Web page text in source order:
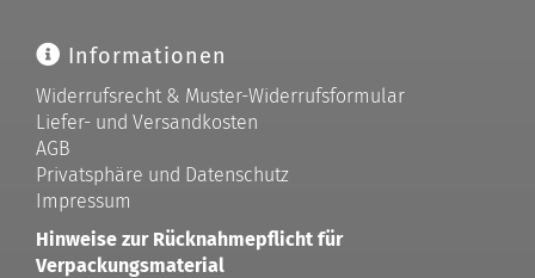
Informationen
Widerrufsrecht & Muster-Widerrufsformular
Liefer- und Versandkosten
AGB
Privatsphäre und Datenschutz
Impressum
Hinweise zur Rücknahmepflicht für
Verpackungsmaterial